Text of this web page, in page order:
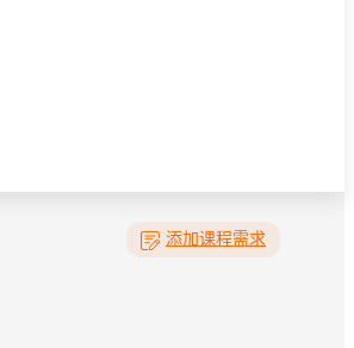
添加课程需求